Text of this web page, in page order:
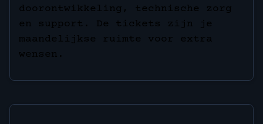
doorontwikkeling, technische zorg
en support. De tickets zijn je
maandelijkse ruimte voor extra
wensen.